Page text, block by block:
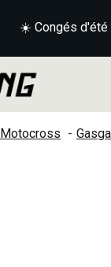
☀️ Congés d'été
Motocross